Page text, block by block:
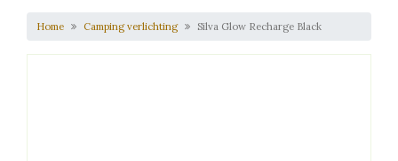
Home Camping verlichting Silva Glow Recharge Black